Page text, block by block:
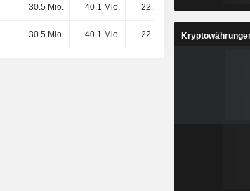
30.5 Mio. 40.1 Mio. 22.2 Mio.
30.5 Mio. 40.1 Mio. 22.2 Mio. 16.4 Mio.